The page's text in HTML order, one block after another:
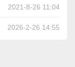
2021-8-26 11:04
2026-2-26 14:55